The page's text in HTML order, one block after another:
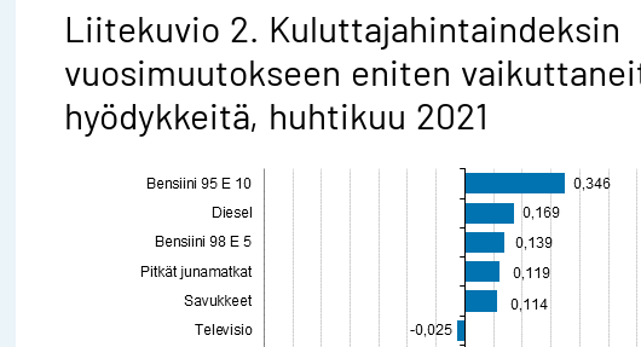
Liitekuvio 2. Kuluttajahintaindeksin
vuosimuutokseen eniten
hyödykkeitä, huhtikuu 2021